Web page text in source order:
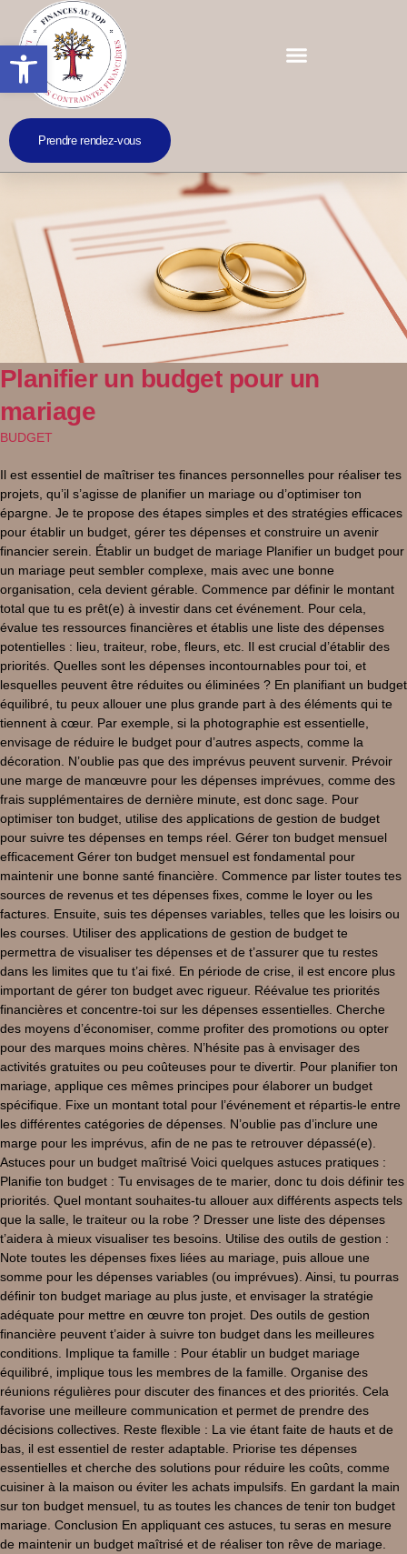
Prendre rendez-vous
Planifier un budget pour un
mariage
BUDGET
Il est essentiel de maîtriser tes finances personnelles pour réaliser tes
projets, qu’il s’agisse de planifier un mariage ou d’optimiser ton
épargne. Je te propose des étapes simples et des stratégies efficaces
pour établir un budget, gérer tes dépenses et construire un avenir
financier serein. Établir un budget de mariage Planifier un budget pour
un mariage peut sembler complexe, mais avec une bonne
organisation, cela devient gérable. Commence par définir le montant
total que tu es prêt(e) à investir dans cet événement. Pour cela,
évalue tes ressources financières et établis une liste des dépenses
potentielles : lieu, traiteur, robe, fleurs, etc. Il est crucial d’établir des
priorités. Quelles sont les dépenses incontournables pour toi, et
lesquelles peuvent être réduites ou éliminées ? En planifiant un budget
équilibré, tu peux allouer une plus grande part à des éléments qui te
tiennent à cœur. Par exemple, si la photographie est essentielle,
envisage de réduire le budget pour d’autres aspects, comme la
décoration. N’oublie pas que des imprévus peuvent survenir. Prévoir
une marge de manœuvre pour les dépenses imprévues, comme des
frais supplémentaires de dernière minute, est donc sage. Pour
optimiser ton budget, utilise des applications de gestion de budget
pour suivre tes dépenses en temps réel. Gérer ton budget mensuel
efficacement Gérer ton budget mensuel est fondamental pour
maintenir une bonne santé financière. Commence par lister toutes tes
sources de revenus et tes dépenses fixes, comme le loyer ou les
factures. Ensuite, suis tes dépenses variables, telles que les loisirs ou
les courses. Utiliser des applications de gestion de budget te
permettra de visualiser tes dépenses et de t’assurer que tu restes
dans les limites que tu t’ai fixé. En période de crise, il est encore plus
important de gérer ton budget avec rigueur. Réévalue tes priorités
financières et concentre-toi sur les dépenses essentielles. Cherche
des moyens d’économiser, comme profiter des promotions ou opter
pour des marques moins chères. N’hésite pas à envisager des
activités gratuites ou peu coûteuses pour te divertir. Pour planifier ton
mariage, applique ces mêmes principes pour élaborer un budget
spécifique. Fixe un montant total pour l’événement et répartis-le entre
les différentes catégories de dépenses. N’oublie pas d’inclure une
marge pour les imprévus, afin de ne pas te retrouver dépassé(e).
Astuces pour un budget maîtrisé Voici quelques astuces pratiques :
Planifie ton budget : Tu envisages de te marier, donc tu dois définir tes
priorités. Quel montant souhaites-tu allouer aux différents aspects tels
que la salle, le traiteur ou la robe ? Dresser une liste des dépenses
t’aidera à mieux visualiser tes besoins. Utilise des outils de gestion :
Note toutes les dépenses fixes liées au mariage, puis alloue une
somme pour les dépenses variables (ou imprévues). Ainsi, tu pourras
définir ton budget mariage au plus juste, et envisager la stratégie
adéquate pour mettre en œuvre ton projet. Des outils de gestion
financière peuvent t’aider à suivre ton budget dans les meilleures
conditions. Implique ta famille : Pour établir un budget mariage
équilibré, implique tous les membres de la famille. Organise des
réunions régulières pour discuter des finances et des priorités. Cela
favorise une meilleure communication et permet de prendre des
décisions collectives. Reste flexible : La vie étant faite de hauts et de
bas, il est essentiel de rester adaptable. Priorise tes dépenses
essentielles et cherche des solutions pour réduire les coûts, comme
cuisiner à la maison ou éviter les achats impulsifs. En gardant la main
sur ton budget mensuel, tu as toutes les chances de tenir ton budget
mariage. Conclusion En appliquant ces astuces, tu seras en mesure
de maintenir un budget maîtrisé et de réaliser ton rêve de mariage.
Ouvrir la barre d’outils